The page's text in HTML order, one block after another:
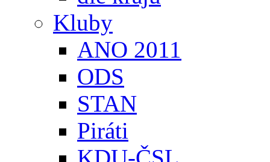
Kluby
ANO 2011
ODS
STAN
Piráti